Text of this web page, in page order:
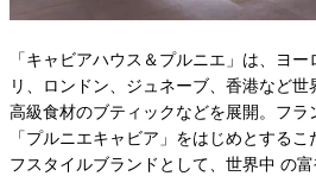
「キャビアハウス＆プルニエ」は、ヨ
リ、ロンドン、ジュネーブ、香港など
高級食材のブティックなどを展開。フラ
「プルニエキャビア」をはじめとする
フスタイルブランドとして、世界中 の